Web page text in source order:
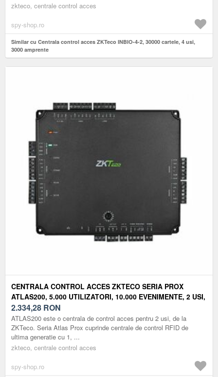
zkteco, centrale control acces
spy-shop.ro
Similar cu Centrala control acces ZKTeco INBIO-4-2, 30000 cartele, 4 usi,
3000 amprente
CENTRALA CONTROL ACCES ZKTECO SERIA PROX
ATLAS200, 5.000 UTILIZATORI, 10.000 EVENIMENTE, 2 USI,
POE
2.334,28 RON
ATLAS200 este o centrala de control acces pentru 2 usi, de la
ZKTeco. Seria Atlas Prox cuprinde centrale de control RFID de
ultima generatie cu 1, ...
zkteco, centrale control acces
spy-shop.ro